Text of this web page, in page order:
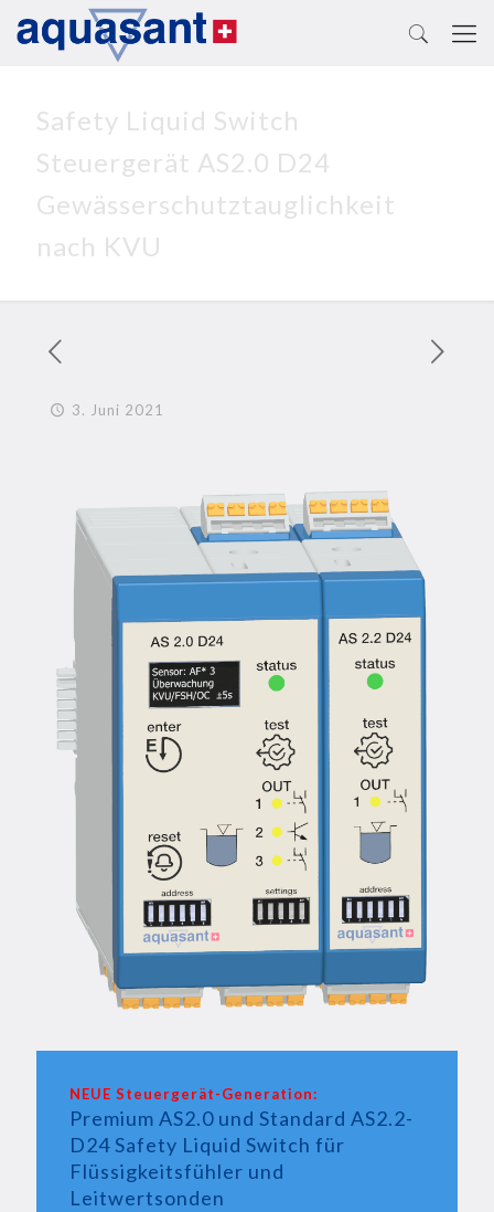
Safety Liquid Switch
Steuergerät AS2.0 D24
Gewässerschutztauglichkeit
nach KVU
3. Juni 2021
NEUE Steuergerät-Generation:
Premium AS2.0 und Standard AS2.2-
D24 Safety Liquid Switch für
Flüssigkeitsfühler und
Leitwertsonden